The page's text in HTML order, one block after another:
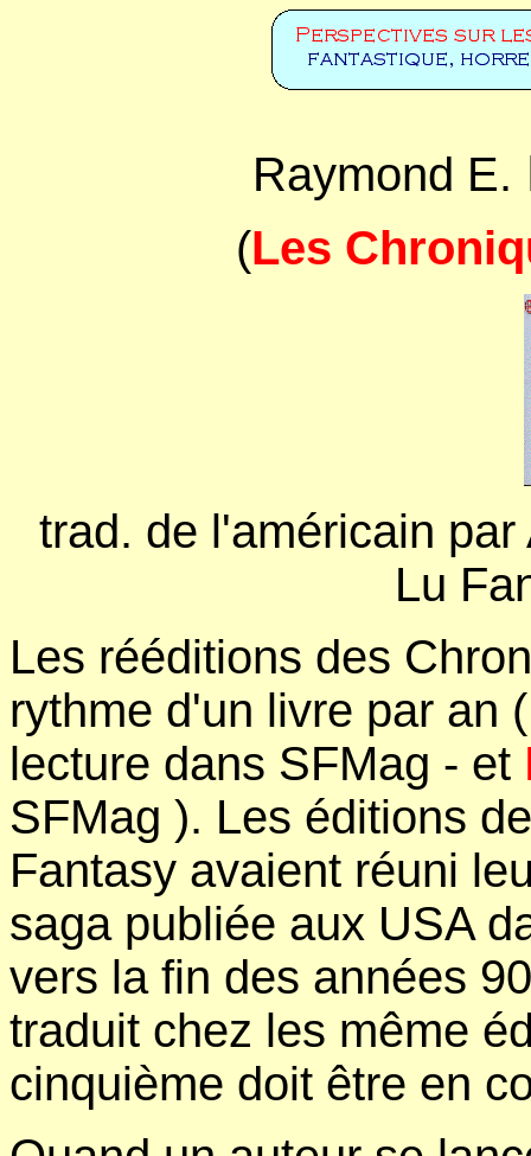
Raymond E.
(Les
trad. de l'américain
Lu
Les rééditions des
rythme d'un livre par an (
lecture dans SFMag - et
SFMag ). Les éditions
Fantasy avaient réuni
saga publiée aux USA
vers la fin des années
traduit chez les même
cinquième doit être en